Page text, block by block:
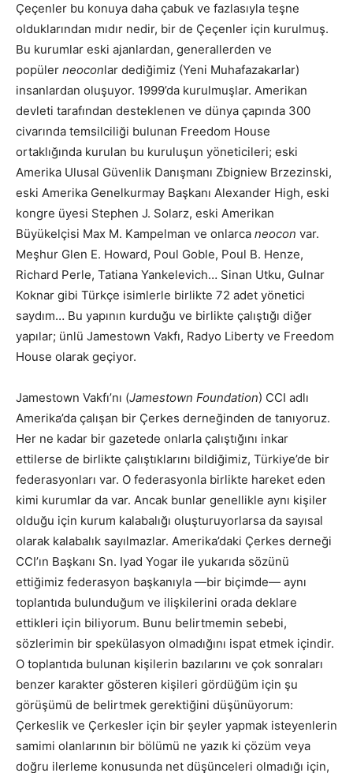
Çeçenler bu konuya daha çabuk ve fazlasıyla teşne
olduklarından mıdır nedir, bir de Çeçenler için kurulmuş.
Bu kurumlar eski ajanlardan, generallerden ve
popüler neoconlar dediğimiz (Yeni Muhafazakarlar)
insanlardan oluşuyor. 1999’da kurulmuşlar. Amerikan
devleti tarafından desteklenen ve dünya çapında 300
civarında temsilciliği bulunan Freedom House
ortaklığında kurulan bu kuruluşun yöneticileri; eski
Amerika Ulusal Güvenlik Danışmanı Zbigniew Brzezinski,
eski Amerika Genelkurmay Başkanı Alexander High, eski
kongre üyesi Stephen J. Solarz, eski Amerikan
Büyükelçisi Max M. Kampelman ve onlarca neocon var.
Meşhur Glen E. Howard, Poul Goble, Poul B. Henze,
Richard Perle, Tatiana Yankelevich… Sinan Utku, Gulnar
Koknar gibi Türkçe isimlerle birlikte 72 adet yönetici
saydım… Bu yapının kurduğu ve birlikte çalıştığı diğer
yapılar; ünlü Jamestown Vakfı, Radyo Liberty ve Freedom
House olarak geçiyor.
Jamestown Vakfı’nı (Jamestown Foundation) CCI adlı
Amerika’da çalışan bir Çerkes derneğinden de tanıyoruz.
Her ne kadar bir gazetede onlarla çalıştığını inkar
ettilerse de birlikte çalıştıklarını bildiğimiz, Türkiye’de bir
federasyonları var. O federasyonla birlikte hareket eden
kimi kurumlar da var. Ancak bunlar genellikle aynı kişiler
olduğu için kurum kalabalığı oluşturuyorlarsa da sayısal
olarak kalabalık sayılmazlar. Amerika’daki Çerkes derneği
CCI’ın Başkanı Sn. Iyad Yogar ile yukarıda sözünü
ettiğimiz federasyon başkanıyla —bir biçimde— aynı
toplantıda bulunduğum ve ilişkilerini orada deklare
ettikleri için biliyorum. Bunu belirtmemin sebebi,
sözlerimin bir spekülasyon olmadığını ispat etmek içindir.
O toplantıda bulunan kişilerin bazılarını ve çok sonraları
benzer karakter gösteren kişileri gördüğüm için şu
görüşümü de belirtmek gerektiğini düşünüyorum:
Çerkeslik ve Çerkesler için bir şeyler yapmak isteyenlerin
samimi olanlarının bir bölümü ne yazık ki çözüm veya
doğru ilerleme konusunda net düşünceleri olmadığı için,